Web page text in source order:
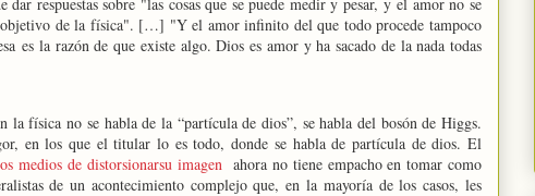
objetivo de la física". […] "Y el amor infinito del que todo procede tampoco
es la razón de que existe algo. Dios es amor y ha sacado de la nada todas
la física no se habla de la “partícula de dios”, se habla del bosón de Higgs.
en los que el titular lo es todo, donde se habla de partícula de dios. El
medios de distorsionarsu imagen ahora no tiene empacho en tomar como
de un acontecimiento complejo que, en la mayoría de los casos, les